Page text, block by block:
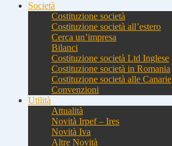
Società
Costituzione società
Costituzione società all’estero
Cerca un’impresa
Bilanci
Costituzione società Ltd Inglese
Costituzione società in Romania
Costituzione società alle Canarie
Convenzioni
Utilità
Attualità
Novità Irpef – Ires
Novità Iva
Altre Novità